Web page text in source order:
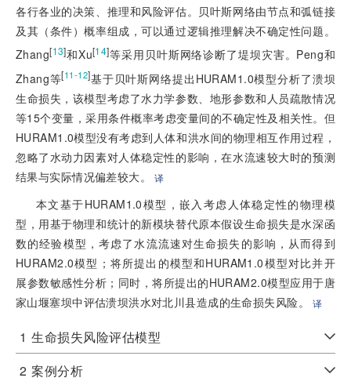
各行各业的决策、推理和风险评估。贝叶斯网络由节点和弧链接
及其（条件）概率组成，可以通过逻辑推理解决不确定性问题。
Zhang[13]和Xu[14]等采用贝叶斯网络诊断了堤坝灾害。Peng和
Zhang等[11-12]基于贝叶斯网络提出HURAM1.0模型分析了溃坝
生命损失，该模型考虑了水力学参数、地形参数和人员疏散情况
等15个变量，采用条件概率考虑变量间的不确定性及相关性。但
HURAM1.0模型没有考虑到人体和洪水间的物理相互作用过程，
忽略了水动力因素对人体稳定性的影响，在水流速较大时的预测
结果与实际情况偏差较大。
译
本文基于HURAM1.0模型，嵌入考虑人体稳定性的物理模
型，用基于物理和统计的新模块替代原本假设生命损失是水深函
数的经验模型，考虑了水流流速对生命损失的影响，从而得到
HURAM2.0模型；将所提出的模型和HURAM1.0模型对比并开
展参数敏感性分析；同时，将所提出的HURAM2.0模型应用于唐
家山堰塞坝中评估溃坝洪水对北川县造成的生命损失风险。
译
1 生命损失风险评估模型
2 案例分析